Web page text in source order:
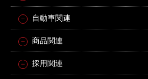
自動車関連
商品関連
採用関連